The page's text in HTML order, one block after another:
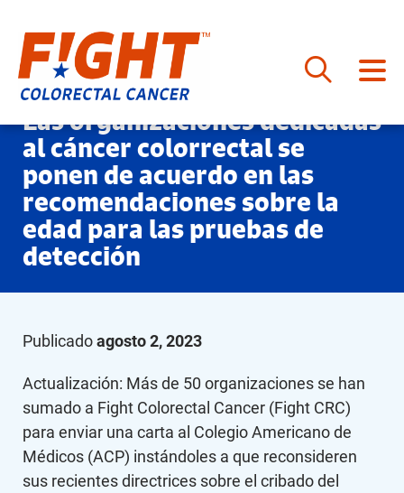
Saltar
al
contenido
Las organizaciones dedicadas
al cáncer colorrectal se
ponen de acuerdo en las
recomendaciones sobre la
edad para las pruebas de
detección
Publicadoagosto 2, 2023
Actualización: Más de 50 organizaciones se han
sumado a Fight Colorectal Cancer (Fight CRC)
para enviar una carta al Colegio Americano de
Médicos (ACP) instándoles a que reconsideren
sus recientes directrices sobre el cribado del